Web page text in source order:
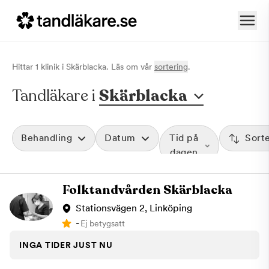
Hittar 1 klinik i Skärblacka. Läs om vår sortering.
Tandläkare i Skärblacka
Behandling Datum
Tid på
dagen
Folktandvården Skärblacka
Stationsvägen 2, Linköping
-Ej betygsatt
INGA TIDER JUST NU